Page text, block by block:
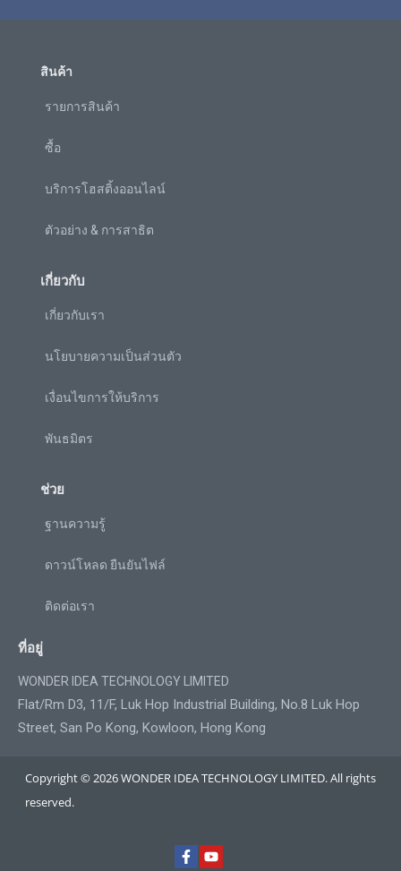
สินค้า
รายการสินค้า
ซื้อ
บริการโฮสติ้งออนไลน์
ตัวอย่าง & การสาธิต
เกี่ยวกับ
เกี่ยวกับเรา
นโยบายความเป็นส่วนตัว
เงื่อนไขการให้บริการ
พันธมิตร
ช่วย
ฐานความรู้
ดาวน์โหลด ยืนยันไฟล์
ติดต่อเรา
ที่อยู่
WONDER IDEA TECHNOLOGY LIMITED
Flat/Rm D3, 11/F, Luk Hop Industrial Building, No.8 Luk Hop
Street, San Po Kong, Kowloon, Hong Kong
Copyright © 2026 WONDER IDEA TECHNOLOGY LIMITED. All rights
reserved.